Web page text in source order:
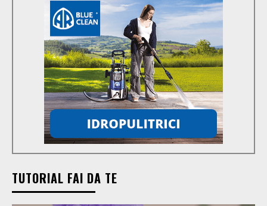
TUTORIAL FAI DA TE